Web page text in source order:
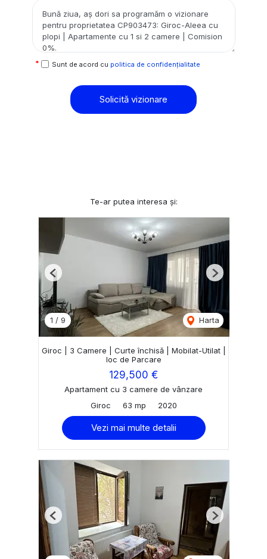
Sunt de acord cu politica de confidențialitate
Solicită vizionare
Te-ar putea interesa și:
1 / 9 Harta
Previous Next
Giroc | 3 Camere | Curte închisă | Mobilat-Utilat |
loc de Parcare
129,500 €
Apartament cu 3 camere de vânzare
Giroc
63 mp 2020
Vezi mai multe detalii
Previous Next